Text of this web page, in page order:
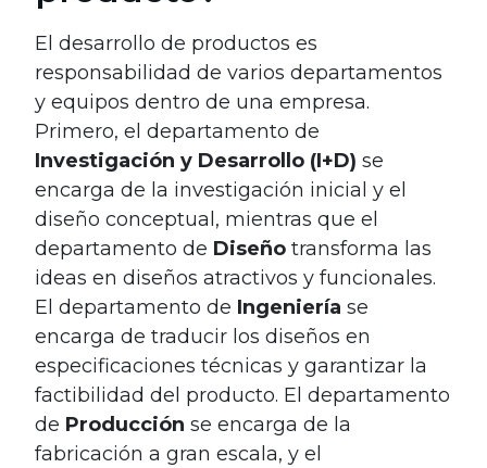
El desarrollo de productos es
responsabilidad de varios departamentos
y equipos dentro de una empresa.
Primero, el departamento de
Investigación y Desarrollo (I+D) se
encarga de la investigación inicial y el
diseño conceptual, mientras que el
departamento de Diseño transforma las
ideas en diseños atractivos y funcionales.
El departamento de Ingeniería se
encarga de traducir los diseños en
especificaciones técnicas y garantizar la
factibilidad del producto. El departamento
de Producción se encarga de la
fabricación a gran escala, y el